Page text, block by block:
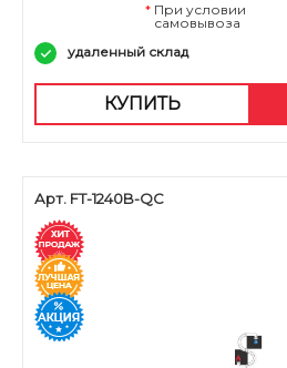
* При условии
самовывоза
удаленный склад
КУПИТЬ
Арт. FT-1240B-QC